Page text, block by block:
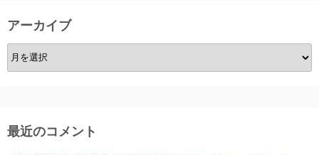
アーカイブ
ア
ー
ブ
最近のコメント